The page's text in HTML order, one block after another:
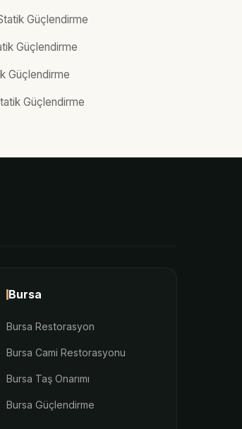
Güçlendirme
Güçlendirme
Güçlendirme
Güçlendirme
Bursa
Bursa Restorasyon
Bursa Cami Restorasyonu
Bursa Taş Onarımı
Bursa Güçlendirme